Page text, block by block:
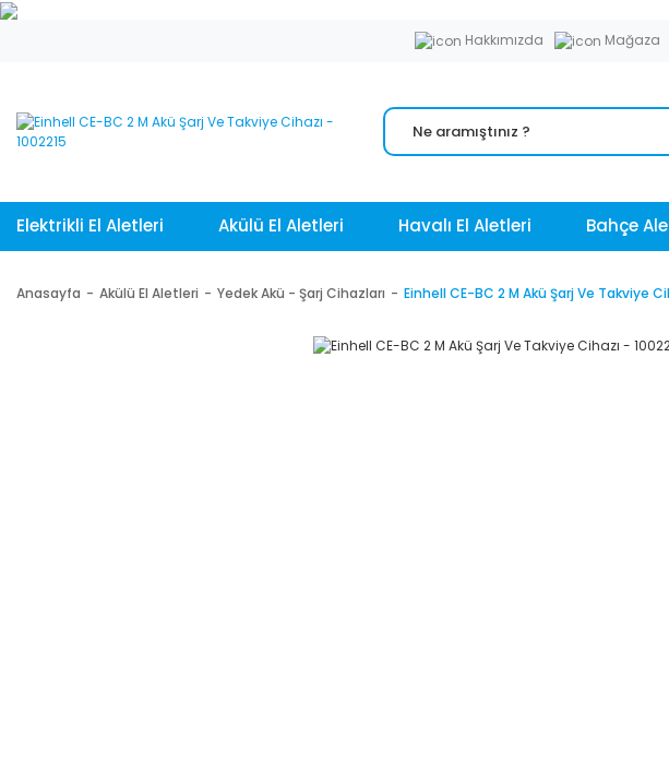
Hakkımızda Mağaza
Elektrikli El Aletleri Akülü El Aletleri Havalı El Aletleri Bahçe
Anasayfa Akülü El Aletleri Yedek Akü - Şarj Cihazları Einhell CE-BC 2 M Akü Şarj Ve Takviye